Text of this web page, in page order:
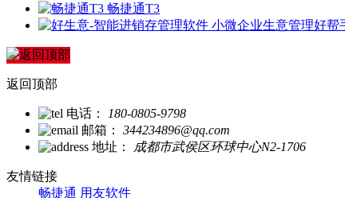
畅捷通T3
返回顶部
电话：
180-0805-9798
邮箱： 344234896@qq.com
地址：
成都市武侯区环球中心N2-1706
友情链接
畅捷通 用友软件